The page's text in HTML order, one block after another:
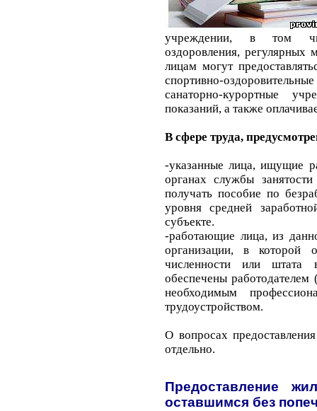
учреждении, в том
оздоровления,
лицам могут
спортивно-
санаторно-курортные
показаний, а также
В сфере труда,
-указанные лица, ищущие
органах службы
получать пособие по
уровня средней
субъекте.
-работающие лица, из
организации, в
численности или штата
обеспечены
необходимым
трудоустройством.
О вопросах
отдельно.
Предоставление
оставшимся без